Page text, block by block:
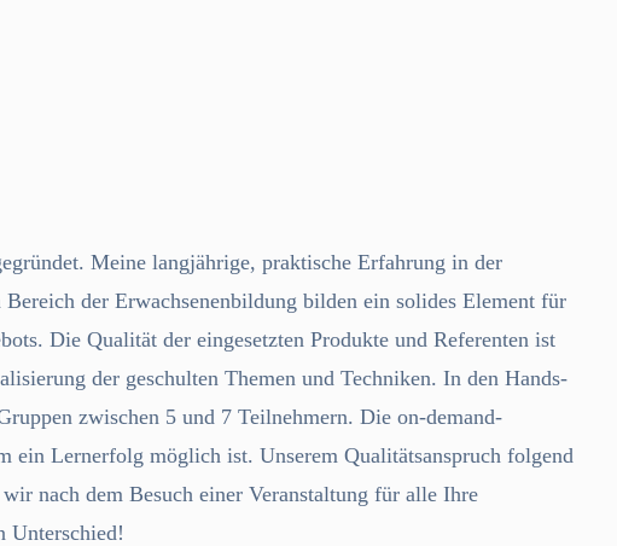
Meine langjährige, praktische Erfahrung in der
der Erwachsenenbildung bilden ein solides Element für
Die Qualität der eingesetzten Produkte und Referenten ist
der geschulten Themen und Techniken. In den Hands-
zwischen 5 und 7 Teilnehmern. Die on-demand-
ein Lernerfolg möglich ist. Unserem Qualitätsanspruch folgend
nach dem Besuch einer Veranstaltung für alle Ihre
Unterschied!